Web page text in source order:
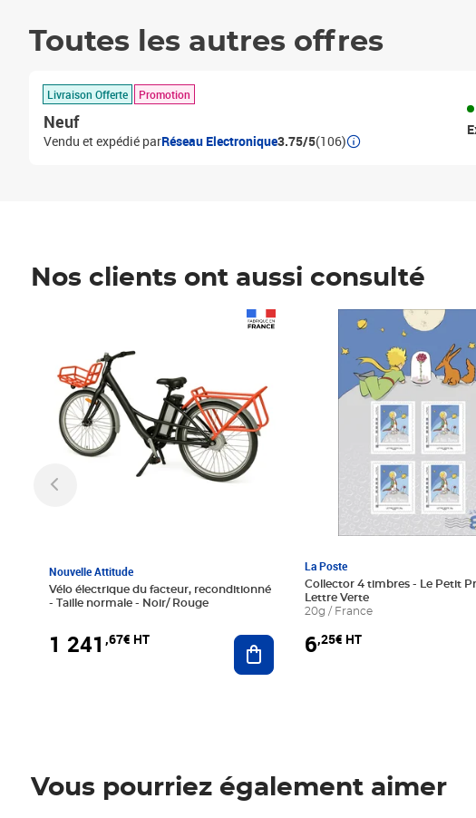
Toutes les autres offres
Livraison Offerte Promotion
Neuf
Vendu et expédié parRéseau Electronique3.75/5(106)
Nos clients ont aussi consulté
Nouvelle Attitude
Vélo électrique du facteur, reconditionné
- Taille normale - Noir/ Rouge
1 241 ,67€ HT Ajouter au panier
La Poste
Collector 4 timbres - Le Petit
Lettre Verte
20g / France
6,25€ HT
Prix 6,25€ HT
Vous pourriez également aimer